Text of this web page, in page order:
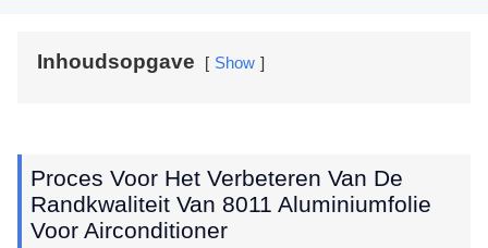
Inhoudsopgave Show
Proces Voor Het Verbeteren Van De
Randkwaliteit Van 8011 Aluminiumfolie
Voor Airconditioner